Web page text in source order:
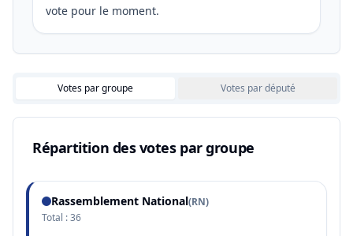
vote pour le moment.
Votes par groupe Votes par député
Répartition des votes par groupe
Rassemblement National(RN)
Total :36